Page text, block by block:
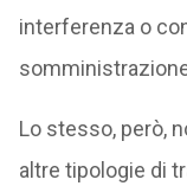
interferenza o
Lo stesso, però,
altre tipologie di